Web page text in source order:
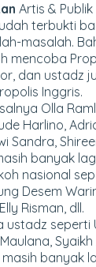
Artis &
terbukti
masalah.
mencoba
dan ustadz
Inggris.
Olla
Harlino,
Sandra,
banyak
nasional
Desem
Risman, dll.
ustadz seperti
banyak